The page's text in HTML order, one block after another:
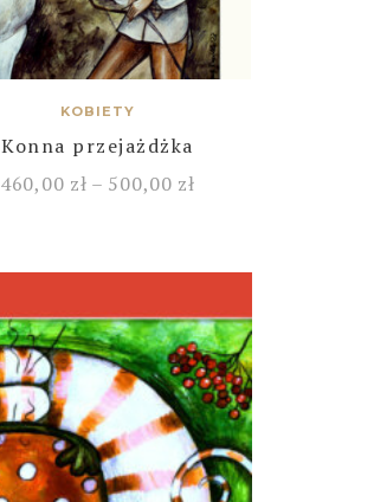
KOBIETY
Konna przejażdżka
460,00 zł – 500,00 zł